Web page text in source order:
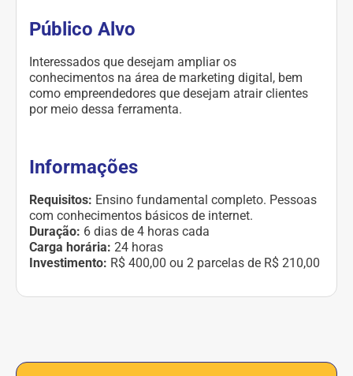
Público Alvo
Interessados que desejam ampliar os
conhecimentos na área de marketing digital, bem
como empreendedores que desejam atrair clientes
por meio dessa ferramenta.
Informações
Requisitos: Ensino fundamental completo. Pessoas
com conhecimentos básicos de internet.
Duração: 6 dias de 4 horas cada
Carga horária: 24 horas
Investimento: R$ 400,00 ou 2 parcelas de R$ 210,00